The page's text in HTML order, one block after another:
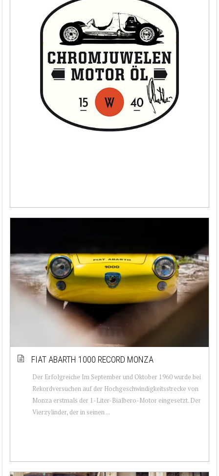
FIAT ABARTH 1000 RECORD MONZA
Der Erfolgreiche Im September und Oktober 1960 wurde bei
Rekordversuchen auf der Hochgeschwindigkeitsstrecke von
Monza erstmals der 1-Liter-Bialbero-Motor eingesetzt. Der
Vierzylinder, der in seinen ...